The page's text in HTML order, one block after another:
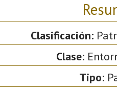
Clasificación:
Clase:
Tipo: